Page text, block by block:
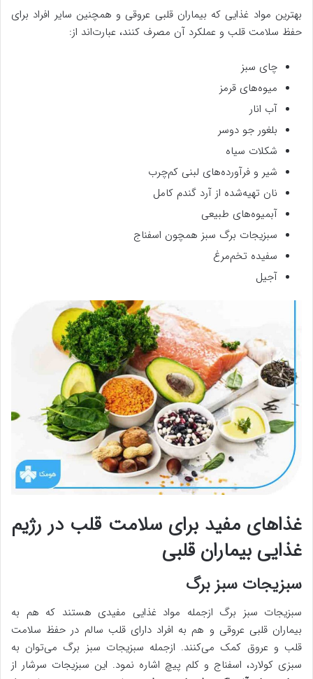
بهترین مواد غذایی که بیماران قلبی عروقی و همچنین سایر افراد برای
حفظ سلامت قلب و عملکرد آن مصرف کنند، عبارت‌اند از:
چای سبز
میوه‌های قرمز
آب انار
بلغور جو دوسر
شکلات سیاه
شیر و فرآورده‌های لبنی کم‌چرب
نان تهیه‌شده از آرد گندم کامل
آبمیوه‌های طبیعی
سبزیجات برگ سبز همچون اسفناج
سفیده تخم‌مرغ
آجیل
غذاهای مفید برای سلامت قلب در رژیم
غذایی بیماران قلبی
سبزیجات سبز برگ
سبزیجات سبز برگ ازجمله مواد غذایی مفیدی هستند که هم به
بیماران قلبی عروقی و هم به افراد دارای قلب سالم در حفظ سلامت
قلب و عروق کمک می‌کنند. ازجمله سبزیجات سبز برگ می‌توان به
سبزی کولارد، اسفناج و کلم پیچ اشاره نمود. این سبزیجات سرشار از